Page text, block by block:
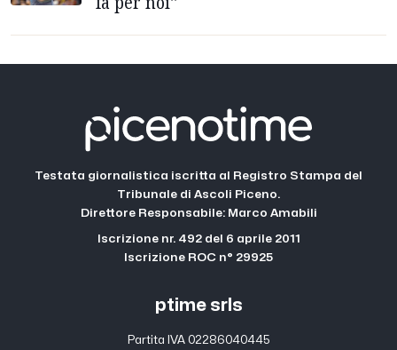
Testata giornalistica iscritta al Registro Stampa del
Tribunale di Ascoli Piceno.
Direttore Responsabile: Marco Amabili
Iscrizione nr. 492 del 6 aprile 2011
Iscrizione ROC n° 29925
ptime srls
Partita IVA 02286040445